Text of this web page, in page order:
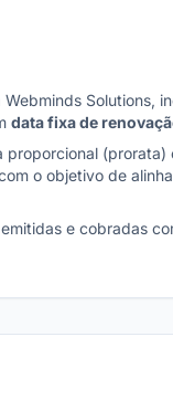
Solutions,
data fixa de
(prorata)
o objetivo de
e cobradas